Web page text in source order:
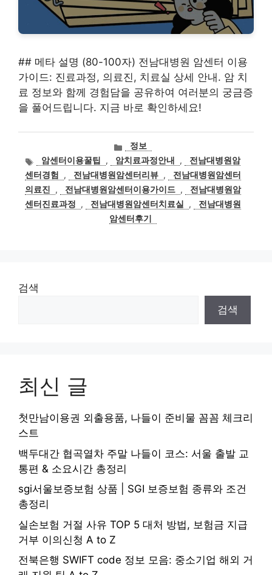
## 메타 설명 (80-100자) 전남대병원 암센터 이용
가이드: 진료과정, 의료진, 치료실 상세 안내. 암 치
료 정보와 함께 경험담을 공유하여 여러분의 궁금증
을 풀어드립니다. 지금 바로 확인하세요!
카
테
고
리
정보
태
그
암센터이용꿀팁 , 암치료과정안내 ,
전남대병원암
센터경험
, 전남대병원암센터리뷰 ,
전남대병원암센터
의료진
, 전남대병원암센터이용가이드 ,
전남대병원암
센터진료과정
, 전남대병원암센터치료실 ,
전남대병원
암센터후기
검색
검색
최신 글
첫만남이용권 외출용품, 나들이 준비물 꼼꼼 체크리
스트
백두대간 협곡열차 주말 나들이 코스: 서울 출발 교
통편 & 소요시간 총정리
sgi서울보증보험 상품 | SGI 보증보험 종류와 조건
총정리
실손보험 거절 사유 TOP 5 대처 방법, 보험금 지급
거부 이의신청 A to Z
전북은행 SWIFT code 정보 모음: 중소기업 해외 거